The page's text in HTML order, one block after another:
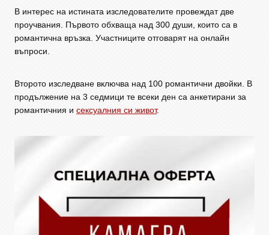
В интерес на истината изследователите провеждат две
проучвания. Първото обхваща над 300 души, които са в
романтична връзка. Участниците отговарят на онлайн
въпроси.
Второто изследване включва над 100 романтични двойки. В
продължение на 3 седмици те всеки ден са анкетирани за
романтичния и сексуалния си живот.